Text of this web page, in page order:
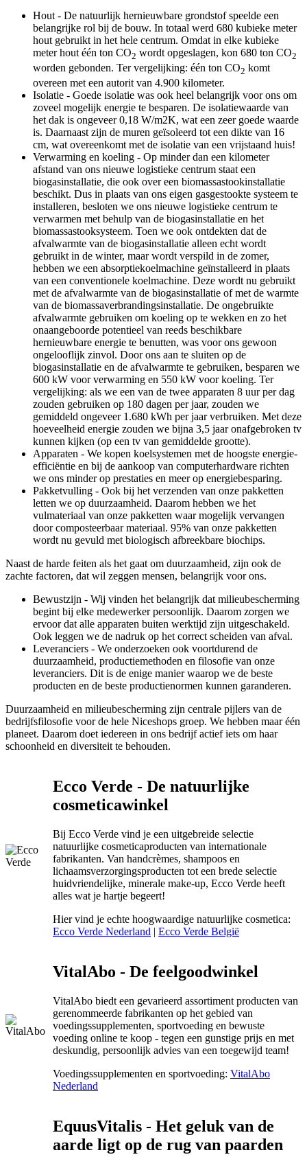
Hout - De natuurlijk hernieuwbare grondstof speelde een
belangrijke rol bij de bouw. In totaal werd 680 kubieke meter
hout gebruikt in het hele centrum. Omdat in elke kubieke
meter hout één ton CO2 wordt opgeslagen, kon 680 ton CO2
worden gebonden. Ter vergelijking: één ton CO2 komt
overeen met een autorit van 4.900 kilometer.
Isolatie - Goede isolatie was ook heel belangrijk voor ons om
zoveel mogelijk energie te besparen. De isolatiewaarde van
het dak is ongeveer 0,18 W/m2K, wat een zeer goede waarde
is. Daarnaast zijn de muren geïsoleerd tot een dikte van 16
cm, wat overeenkomt met de isolatie van een vrijstaand huis!
Verwarming en koeling - Op minder dan een kilometer
afstand van ons nieuwe logistieke centrum staat een
biogasinstallatie, die ook over een biomassastookinstallatie
beschikt. Dus in plaats van ons eigen gasgestookte systeem te
installeren, besloten we ons nieuwe logistieke centrum te
verwarmen met behulp van de biogasinstallatie en het
biomassastooksysteem. Toen we ook ontdekten dat de
afvalwarmte van de biogasinstallatie alleen echt wordt
gebruikt in de winter, maar wordt verspild in de zomer,
hebben we een absorptiekoelmachine geïnstalleerd in plaats
van een conventionele koelmachine. Deze wordt nu gebruikt
met de afvalwarmte van de biogasinstallatie of met de warmte
van de biomassaverbrandingsinstallatie. De ongebruikte
afvalwarmte gebruiken om koeling op te wekken en zo het
onaangeboorde potentieel van reeds beschikbare
hernieuwbare energie te benutten, was voor ons gewoon
ongelooflijk zinvol. Door ons aan te sluiten op de
biogasinstallatie en de afvalwarmte te gebruiken, besparen we
600 kW voor verwarming en 550 kW voor koeling. Ter
vergelijking: als we een van de twee apparaten 8 uur per dag
zouden gebruiken op 180 dagen per jaar, zouden we
gemiddeld ongeveer 1.680 kWh per jaar verbruiken. Met deze
hoeveelheid energie zouden we bijna 3,5 jaar onafgebroken tv
kunnen kijken (op een tv van gemiddelde grootte).
Apparaten - We kopen koelsystemen met de hoogste energie-
efficiëntie en bij de aankoop van computerhardware richten
we ons minder op prestaties en meer op energiebesparing.
Pakketvulling - Ook bij het verzenden van onze pakketten
letten we op duurzaamheid. Daarom hebben we het
vulmateriaal van onze pakketten waar mogelijk vervangen
door composteerbaar materiaal. 95% van onze pakketten
wordt nu gevuld met biologisch afbreekbare biochips.
Naast de harde feiten als het gaat om duurzaamheid, zijn ook de
zachte factoren, dat wil zeggen mensen, belangrijk voor ons.
Bewustzijn - Wij vinden het belangrijk dat milieubescherming
begint bij elke medewerker persoonlijk. Daarom zorgen we
ervoor dat alle apparaten buiten werktijd zijn uitgeschakeld.
Ook leggen we de nadruk op het correct scheiden van afval.
Leveranciers - We onderzoeken ook voortdurend de
duurzaamheid, productiemethoden en filosofie van onze
leveranciers. Dit is de enige manier waarop we de beste
producten en de beste productienormen kunnen garanderen.
Duurzaamheid en milieubescherming zijn centrale pijlers van de
bedrijfsfilosofie voor de hele Niceshops groep. We hebben maar één
planeet. Daarom doet iedereen in ons bedrijf actief iets om haar
schoonheid en diversiteit te behouden.
Ecco Verde - De natuurlijke
cosmeticawinkel
Bij Ecco Verde vind je een uitgebreide selectie
natuurlijke cosmeticaproducten van internationale
fabrikanten. Van handcrèmes, shampoos en
lichaamsverzorgingsproducten tot een brede selectie
huidvriendelijke, minerale make-up, Ecco Verde heeft
alles wat je hartje begeert!
Hier vind je echte hoogwaardige natuurlijke cosmetica:
Ecco Verde Nederland | Ecco Verde België
VitalAbo - De feelgoodwinkel
VitalAbo biedt een gevarieerd assortiment producten van
gerenommeerde fabrikanten op het gebied van
voedingssupplementen, sportvoeding en bewuste
voeding online te koop - tegen een gunstige prijs en met
deskundig, persoonlijk advies van een toegewijd team!
Voedingssupplementen en sportvoeding: VitalAbo
Nederland
EquusVitalis - Het geluk van de
aarde ligt op de rug van paarden